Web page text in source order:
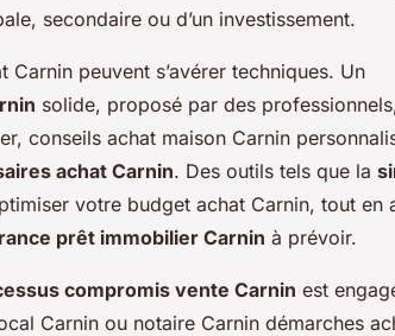
secondaire ou d’un investissement.
peuvent s’avérer techniques. Un
solide, proposé par des
conseils achat maison Carnin
achat Carnin. Des outils tels que la
votre budget achat Carnin, tout en
prêt immobilier Carnin à prévoir.
compromis vente Carnin est
Carnin ou notaire Carnin démarches